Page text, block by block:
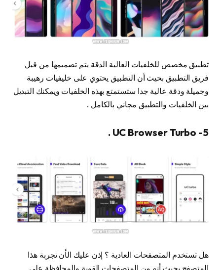
تطبيق مخصص للخلفيات العالية الدقة يتم تصميمها من قبل
فريق التطبيق بحيث أن التطبيق يحتوي على خليفيات رهيبة
وجميلة ودقة عالية جدا ستستمتع بهذه الخلفيات ويمكنك التبديل
بين الخلفيات والتطبيق مجاني بالكامل .
5- UC Browser Turbo .
هل تستخدم المتصفحات العادية ؟ إذن عليك الأن تجربة هذا